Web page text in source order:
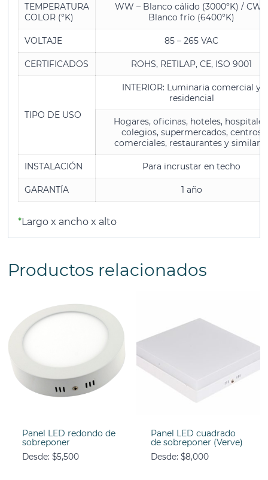
TEMPERATURA
COLOR (°K)
WW – Blanco cálido (3000°K) / CW –
Blanco frío (6400°K)
VOLTAJE 85 – 265 VAC
CERTIFICADOS ROHS, RETILAP, CE, ISO 9001
TIPO DE USO
INTERIOR: Luminaria comercial y
residencial
Hogares, oficinas, hoteles,
colegios, supermercados, centros
comerciales, restaurantes y
INSTALACIÓN Para incrustar en techo
GARANTÍA 1 año
*Largo x ancho x alto
Productos relacionados
Panel LED redondo de
sobreponer
Desde: $5,500
Panel LED cuadrado
de sobreponer (Verve)
Desde: $8,000